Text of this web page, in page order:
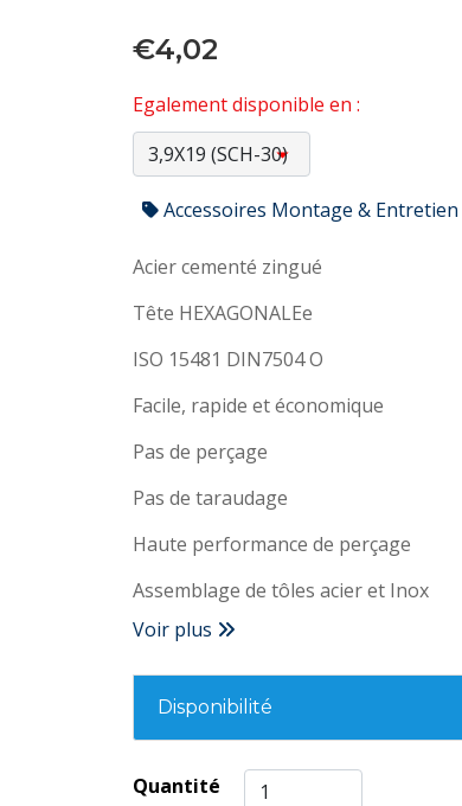
€4,02
Egalement disponible en :
Accessoires Montage & Entretien
Acier cementé zingué
Tête HEXAGONALEe
ISO 15481 DIN7504 O
Facile, rapide et économique
Pas de perçage
Pas de taraudage
Haute performance de perçage
Assemblage de tôles acier et Inox
Voir plus
Disponibilité
Quantité